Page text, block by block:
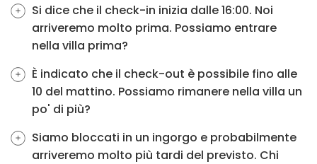
Si dice che il check-in inizia dalle 16:00. Noi
arriveremo molto prima. Possiamo entrare
nella villa prima?
È indicato che il check-out è possibile fino alle
10 del mattino. Possiamo rimanere nella villa un
po' di più?
Siamo bloccati in un ingorgo e probabilmente
arriveremo molto più tardi del previsto. Chi